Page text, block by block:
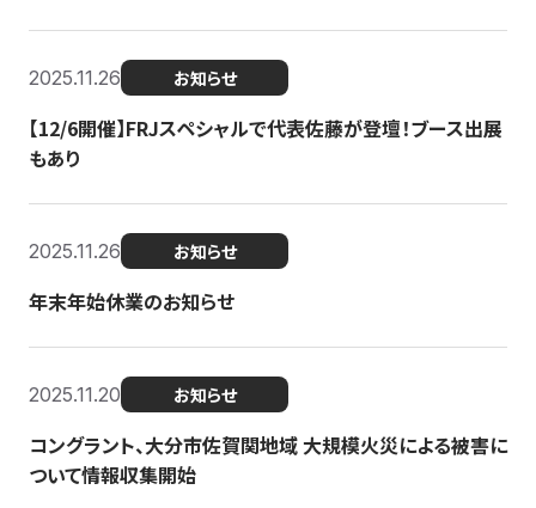
2025.11.26 お知らせ
【12/6開催】FRJスペシャルで代表佐藤が登壇！ブース出展
もあり
2025.11.26 お知らせ
年末年始休業のお知らせ
2025.11.20 お知らせ
コングラント、大分市佐賀関地域 大規模火災による被害に
ついて情報収集開始